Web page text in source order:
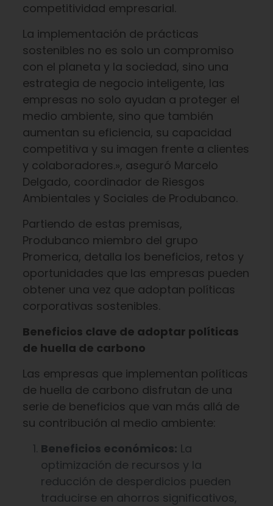
competitividad empresarial.
La implementación de prácticas
sostenibles no es solo un compromiso
con el planeta y la sociedad, sino una
estrategia de negocio inteligente, las
empresas no solo ayudan a proteger el
medio ambiente, sino que también
aumentan su eficiencia, su capacidad
competitiva y su imagen frente a clientes
y colaboradores.», aseguró Marcelo
Delgado, coordinador de Riesgos
Ambientales y Sociales de Produbanco.
Partiendo de estas premisas,
Produbanco miembro del grupo
Promerica, detalla los beneficios, retos y
oportunidades que las empresas pueden
obtener una vez que adoptan políticas
corporativas sostenibles.
Beneficios clave de adoptar políticas
de huella de carbono
Las empresas que implementan políticas
de huella de carbono disfrutan de una
serie de beneficios que van más allá de
su contribución al medio ambiente:
Beneficios económicos: La
optimización de recursos y la
reducción de desperdicios pueden
traducirse en ahorros significativos,